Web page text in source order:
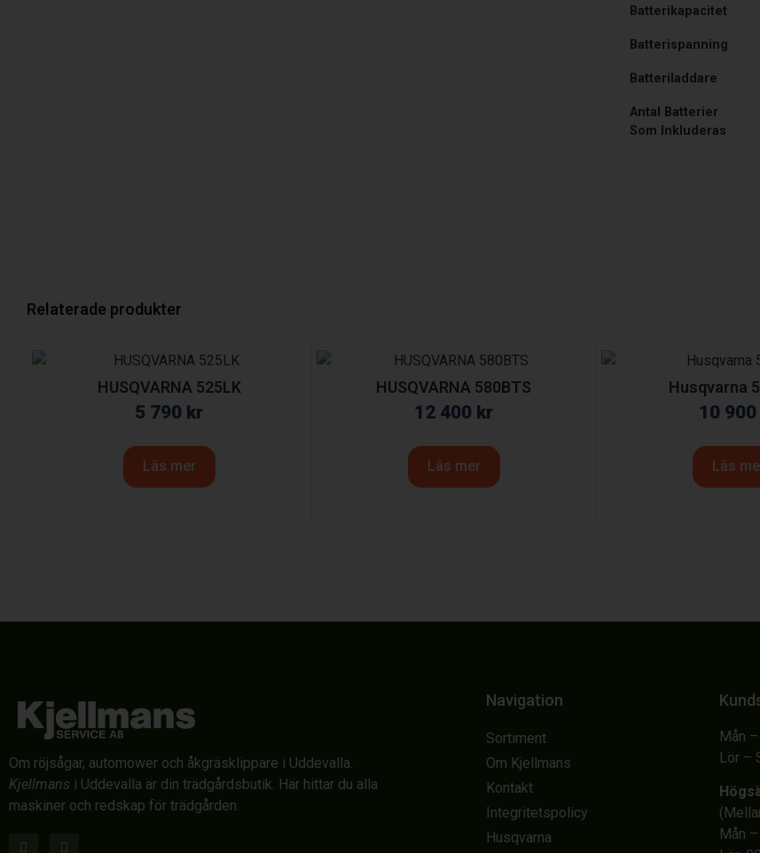
Batterikapacitet
Batterispanning
Batteriladdare
Antal Batterier
Som Inkluderas
Relaterade produkter
HUSQVARNA 525LK
5 790 kr
Läs mer
HUSQVARNA 580BTS
12 400 kr
Läs mer
Husqvarna
10 900
Läs
Om röjsågar, automower och åkgräsklippare i Uddevalla.
Kjellmans i Uddevalla är din trädgårdsbutik. Här hittar du alla
maskiner och redskap för trädgården.
Navigation
Sortiment
Om Kjellmans
Kontakt
Integritetspolicy
Husqvarna
Mån
Lör –
Mån